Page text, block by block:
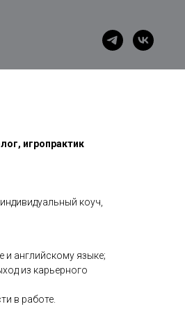
игропрактик
коуч,
английскому языке;
из карьерного
в работе.